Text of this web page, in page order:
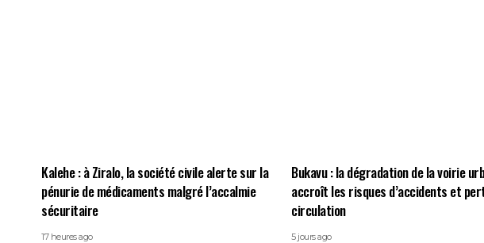
Kalehe : à Ziralo, la société civile alerte sur la
pénurie de médicaments malgré l’accalmie
sécuritaire
17 heures ago
Bukavu : la dégradation de la voirie
accroît les risques d’accidents et
circulation
5 jours ago